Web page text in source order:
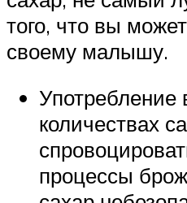
того, что вы
своему малышу.
количествах
процессы